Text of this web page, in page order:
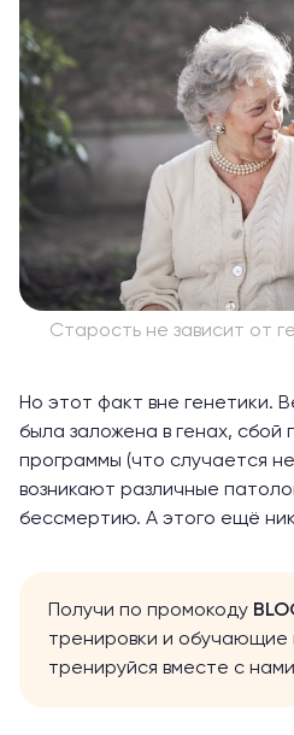
Старость не зависит от
Но этот факт вне генетики.
была заложена в генах, сбой
программы (что случается
возникают различные
бессмертию. А этого ещё
Получи по промокоду
тренировки и обучающие
тренируйся вместе с